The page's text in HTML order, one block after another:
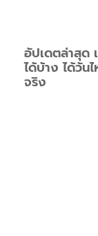
อัปเดตล่าสุด
ได้บ้าง ได้วัน
จริง